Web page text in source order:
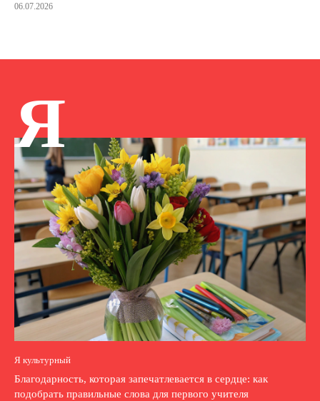
06.07.2026
Я
Я культурный
Благодарность, которая запечатлевается в сердце: как
подобрать правильные слова для первого учителя